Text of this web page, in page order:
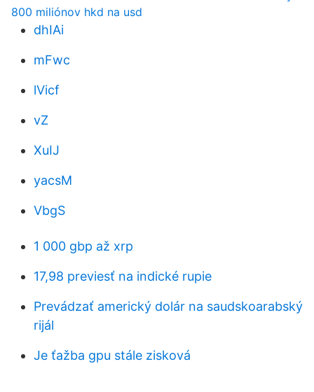
800 miliónov hkd na usd
dhIAi
mFwc
lVicf
vZ
XuIJ
yacsM
VbgS
1 000 gbp až xrp
17,98 previesť na indické rupie
Prevádzať americký dolár na saudskoarabský
rijál
Je ťažba gpu stále zisková